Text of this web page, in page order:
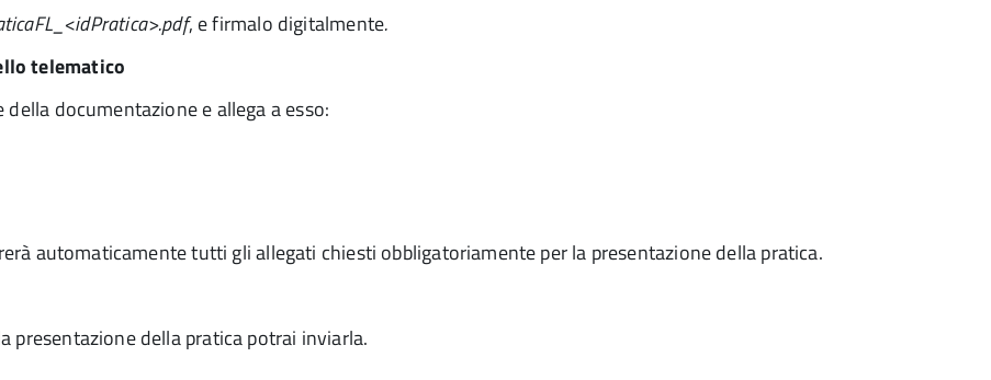
, e firmalo digitalmente.
telematico
documentazione e allega a esso:
automaticamente tutti gli allegati chiesti obbligatoriamente per la presentazione della pratica.
presentazione della pratica potrai inviarla.